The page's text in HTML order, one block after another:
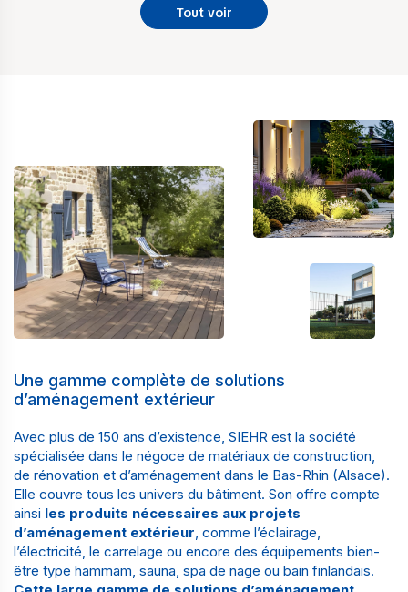
Tout voir
Une gamme complète de solutions
d’aménagement extérieur
Avec plus de 150 ans d’existence, SIEHR est la société
spécialisée dans le négoce de matériaux de construction,
de rénovation et d’aménagement dans le Bas-Rhin (Alsace).
Elle couvre tous les univers du bâtiment. Son offre compte
ainsi les produits nécessaires aux projets
d’aménagement extérieur, comme l’éclairage,
l’électricité, le carrelage ou encore des équipements bien-
être type hammam, sauna, spa de nage ou bain finlandais.